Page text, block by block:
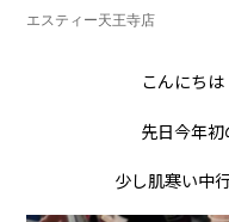
エスティー天王寺店
こんにち
先日今年初
少し肌寒い中